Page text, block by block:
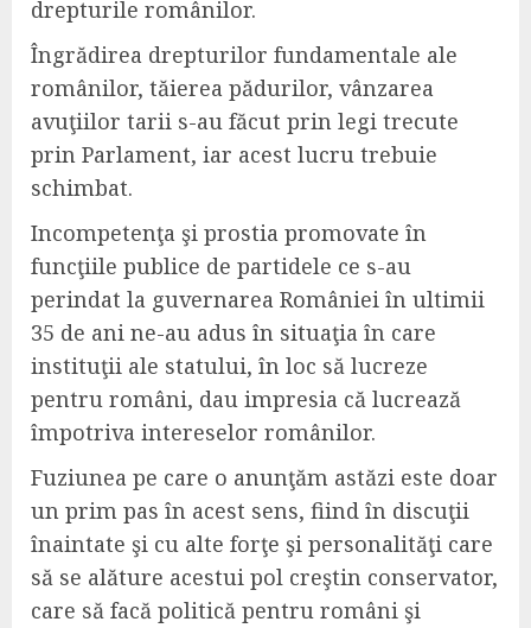
drepturile românilor.
Îngrădirea drepturilor fundamentale ale
românilor, tăierea pădurilor, vânzarea
avuţiilor tarii s-au făcut prin legi trecute
prin Parlament, iar acest lucru trebuie
schimbat.
Incompetenţa şi prostia promovate în
funcţiile publice de partidele ce s-au
perindat la guvernarea României în ultimii
35 de ani ne-au adus în situaţia în care
instituţii ale statului, în loc să lucreze
pentru români, dau impresia că lucrează
împotriva intereselor românilor.
Fuziunea pe care o anunţăm astăzi este doar
un prim pas în acest sens, fiind în discuţii
înaintate şi cu alte forţe şi personalităţi care
să se alăture acestui pol creştin conservator,
care să facă politică pentru români şi